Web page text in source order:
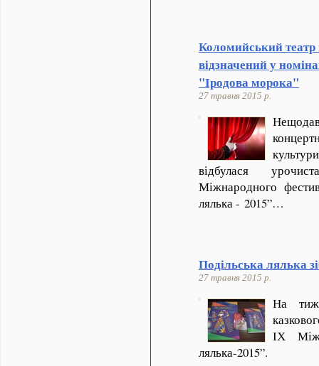
Коломийський театр
відзначений у
"Іродова морока"
27 травня 2015 р.
відбулася
Міжнародного
лялька - 2015”…
Подільська лялька
27 травня 2015 р.
На
ІХ
лялька-